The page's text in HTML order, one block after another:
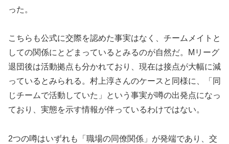
った。
こちらも公式に交際を認めた事実はなく、チームメイトと
しての関係にとどまっているとみるのが自然だ。Mリーグ
退団後は活動拠点も分かれており、現在は接点が大幅に減
っているとみられる。村上淳さんのケースと同様に、「同
じチームで活動していた」という事実が噂の出発点になっ
ており、実態を示す情報が伴っているわけではない。
2つの噂はいずれも「職場の同僚関係」が発端であり、交